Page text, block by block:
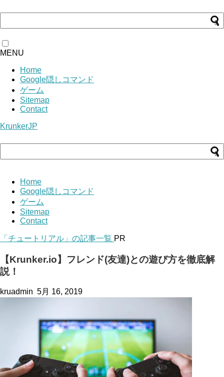
MENU
Home
Google隠しコマンド
ゲーム
Sitemap
Contact
KrunkerJP
Home
Google隠しコマンド
ゲーム
Sitemap
Contact
「チュートリアル」の記事一覧 PR
【Krunker.io】フレンド(友達)との遊び方を徹底解
説！
kruadmin 5月 16, 2019